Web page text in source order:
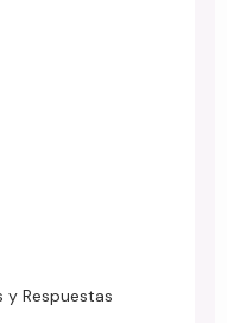
y Respuestas